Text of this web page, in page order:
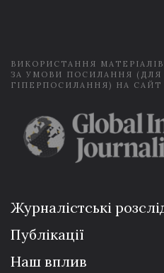
ВИКОРИСТАННЯ
ЗА УМОВИ ПОСИЛАННЯ
ГІПЕРПОСИЛАННЯ) НА САЙТ
Журналістські
Публікації
Наш вплив